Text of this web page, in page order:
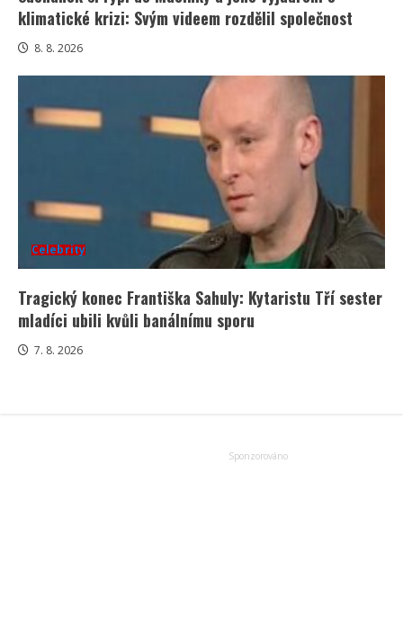
klimatické krizi: Svým videem rozdělil společnost
8. 8. 2026
Celebrity
Tragický konec Františka Sahuly: Kytaristu Tří sester
mladíci ubili kvůli banálnímu sporu
7. 8. 2026